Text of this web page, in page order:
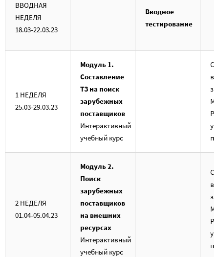
ВВОДНАЯ
НЕДЕЛЯ
18.03-22.03.23
Вводное
тестирование
1 НЕДЕЛЯ
25.03-29.03.23
Модуль 1.
Составление
ТЗ на поиск
зарубежных
поставщиков
Интерактивный
учебный курс
2 НЕДЕЛЯ
01.04-05.04.23
Модуль 2.
Поиск
зарубежных
поставщиков
на внешних
ресурсах
Интерактивный
учебный курс